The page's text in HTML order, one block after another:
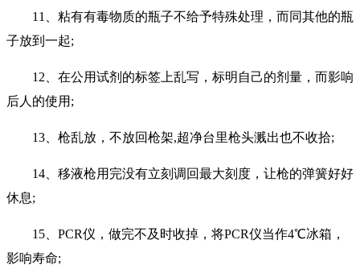
11、粘有有毒物质的瓶子不给予特殊处理，而同其他的瓶
子放到一起;
12、在公用试剂的标签上乱写，标明自己的剂量，而影响
后人的使用;
13、枪乱放，不放回枪架,超净台里枪头溅出也不收拾;
14、移液枪用完没有立刻调回最大刻度，让枪的弹簧好好
休息;
15、PCR仪，做完不及时收掉，将PCR仪当作4℃冰箱，
影响寿命;